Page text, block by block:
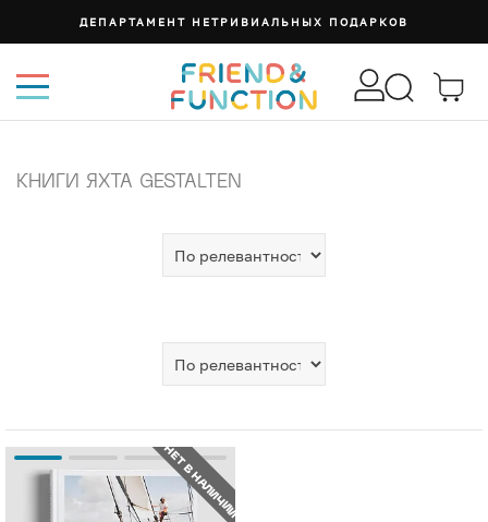
ДЕПАРТАМЕНТ НЕТРИВИАЛЬНЫХ ПОДАРКОВ
КНИГИ ЯХТА GESTALTEN
НЕТ В НАЛИЧИИ